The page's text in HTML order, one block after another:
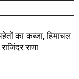
का कब्जा, हिमाचल
राणा